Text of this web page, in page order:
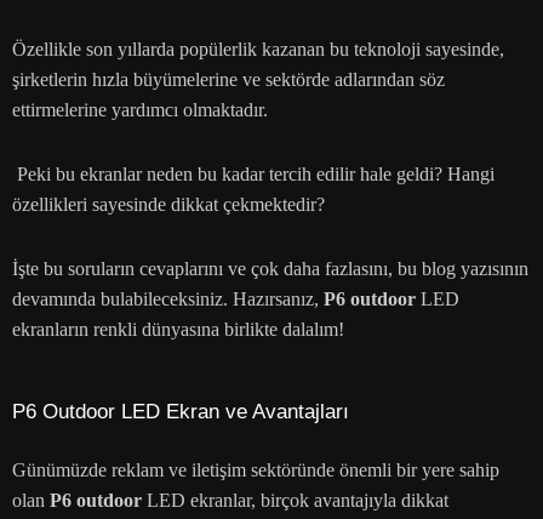
Özellikle son yıllarda popülerlik kazanan bu teknoloji sayesinde,
şirketlerin hızla büyümelerine ve sektörde adlarından söz
ettirmelerine yardımcı olmaktadır.
Peki bu ekranlar neden bu kadar tercih edilir hale geldi? Hangi
özellikleri sayesinde dikkat çekmektedir?
İşte bu soruların cevaplarını ve çok daha fazlasını, bu blog yazısının
devamında bulabileceksiniz. Hazırsanız, P6 outdoor LED
ekranların renkli dünyasına birlikte dalalım!
P6 Outdoor LED Ekran ve Avantajları
Günümüzde reklam ve iletişim sektöründe önemli bir yere sahip
olan P6 outdoor LED ekranlar, birçok avantajıyla dikkat